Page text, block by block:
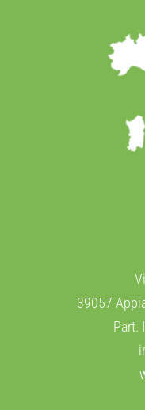
39057
Part.